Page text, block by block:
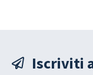
Iscriviti